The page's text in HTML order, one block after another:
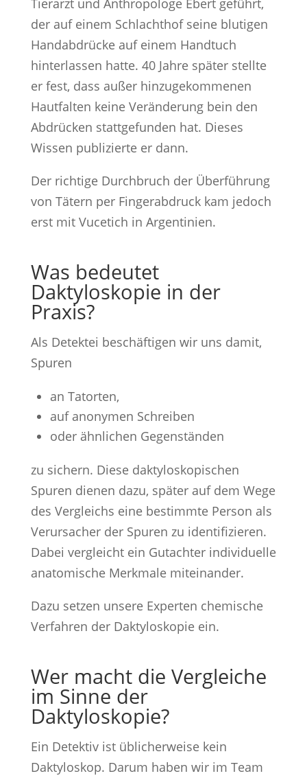
der auf einem Schlachthof seine blutigen
Handabdrücke auf einem Handtuch
hinterlassen hatte. 40 Jahre später stellte
er fest, dass außer hinzugekommenen
Hautfalten keine Veränderung bein den
Abdrücken stattgefunden hat. Dieses
Wissen publizierte er dann.
Der richtige Durchbruch der Überführung
von Tätern per Fingerabdruck kam jedoch
erst mit Vucetich in Argentinien.
Was bedeutet
Daktyloskopie in der
Praxis?
Als Detektei beschäftigen wir uns damit,
Spuren
an Tatorten,
auf anonymen Schreiben
oder ähnlichen Gegenständen
zu sichern. Diese daktyloskopischen
Spuren dienen dazu, später auf dem Wege
des Vergleichs eine bestimmte Person als
Verursacher der Spuren zu identifizieren.
Dabei vergleicht ein Gutachter individuelle
anatomische Merkmale miteinander.
Dazu setzen unsere Experten chemische
Verfahren der Daktyloskopie ein.
Wer macht die Vergleiche
im Sinne der
Daktyloskopie?
Ein Detektiv ist üblicherweise kein
Daktyloskop. Darum haben wir im Team